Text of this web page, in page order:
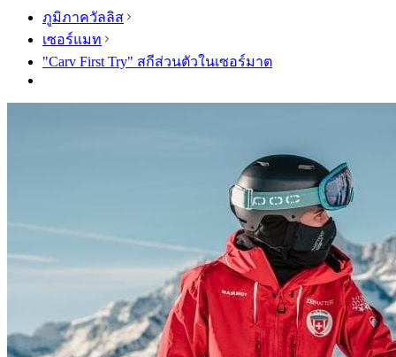
ภูมิภาควัลลิส
เซอร์แมท
"Carv First Try" สกีส่วนตัวในเซอร์มาต